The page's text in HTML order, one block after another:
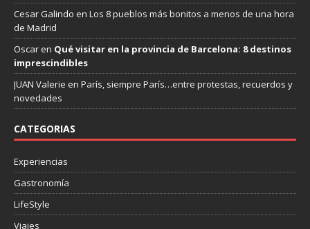
Cesar Galindo en Los 8 pueblos más bonitos a menos de una hora
de Madrid
Oscaren Qué visitar en la provincia de Barcelona: 8 destinos
imprescindibles
JUAN Valerie en París, siempre París…entre protestas, recuerdos y
novedades
CATEGORIAS
Experiencias
Gastronomía
LifeStyle
Viajes